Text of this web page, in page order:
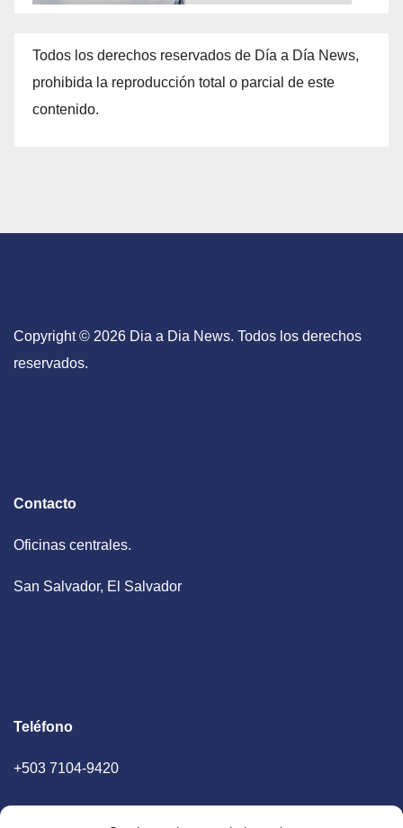
Todos los derechos reservados de Día a Día News,
prohibida la reproducción total o parcial de este
contenido.
Copyright © 2026 Dia a Dia News. Todos los derechos
reservados.
Contacto
Oficinas centrales.
San Salvador, El Salvador
Teléfono
+503 7104-9420